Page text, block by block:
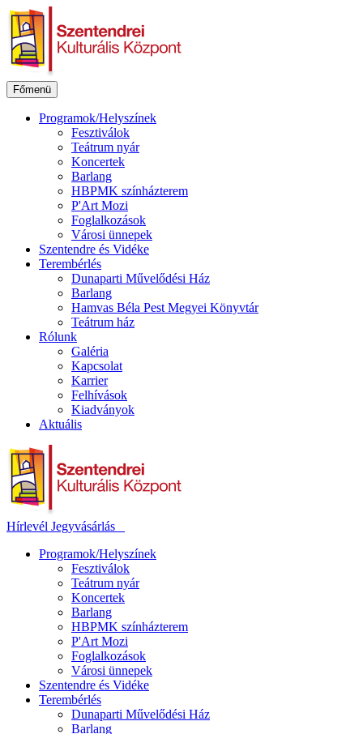
Ugrás
a
tartalomhoz
Főmenü
Programok/Helyszínek
Fesztiválok
Teátrum nyár
Koncertek
Barlang
HBPMK színházterem
P'Art Mozi
Foglalkozások
Városi ünnepek
Szentendre és Vidéke
Terembérlés
Dunaparti Művelődési Ház
Barlang
Hamvas Béla Pest Megyei Könyvtár
Teátrum ház
Rólunk
Galéria
Kapcsolat
Karrier
Felhívások
Kiadványok
Aktuális
Hírlevél Jegyvásárlás
Programok/Helyszínek
Fesztiválok
Teátrum nyár
Koncertek
Barlang
HBPMK színházterem
P'Art Mozi
Foglalkozások
Városi ünnepek
Szentendre és Vidéke
Terembérlés
Dunaparti Művelődési Ház
Barlang